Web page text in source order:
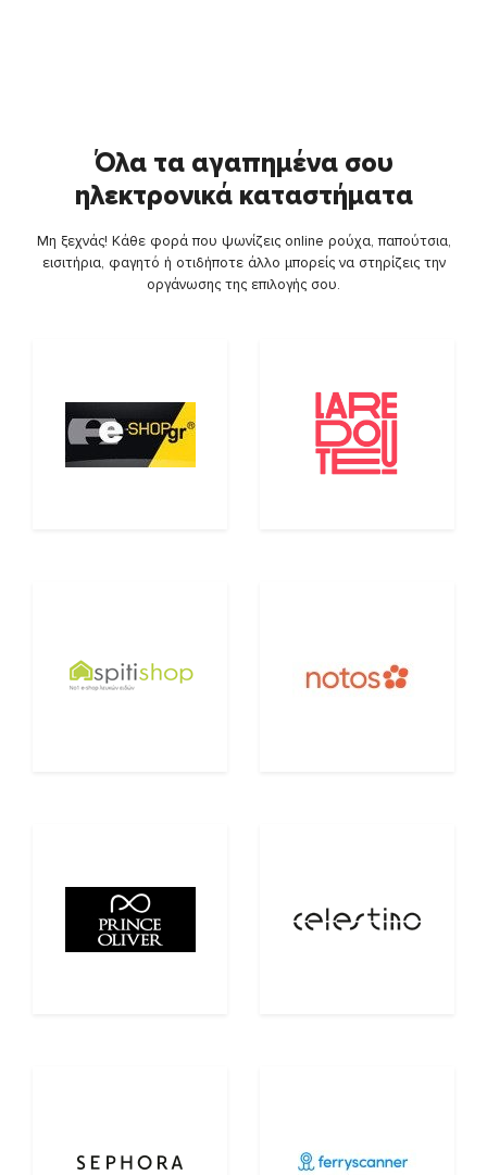
Όλα τα αγαπημένα σου
ηλεκτρονικά καταστήματα
Μη ξεχνάς! Κάθε φορά που ψωνίζεις online ρούχα, παπούτσια,
εισιτήρια, φαγητό ή οτιδήποτε άλλο μπορείς να στηρίζεις την
οργάνωσης της επιλογής σου.